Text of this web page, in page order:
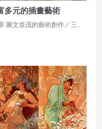
多元的插畫藝術
圖文並茂的藝術創作／三、